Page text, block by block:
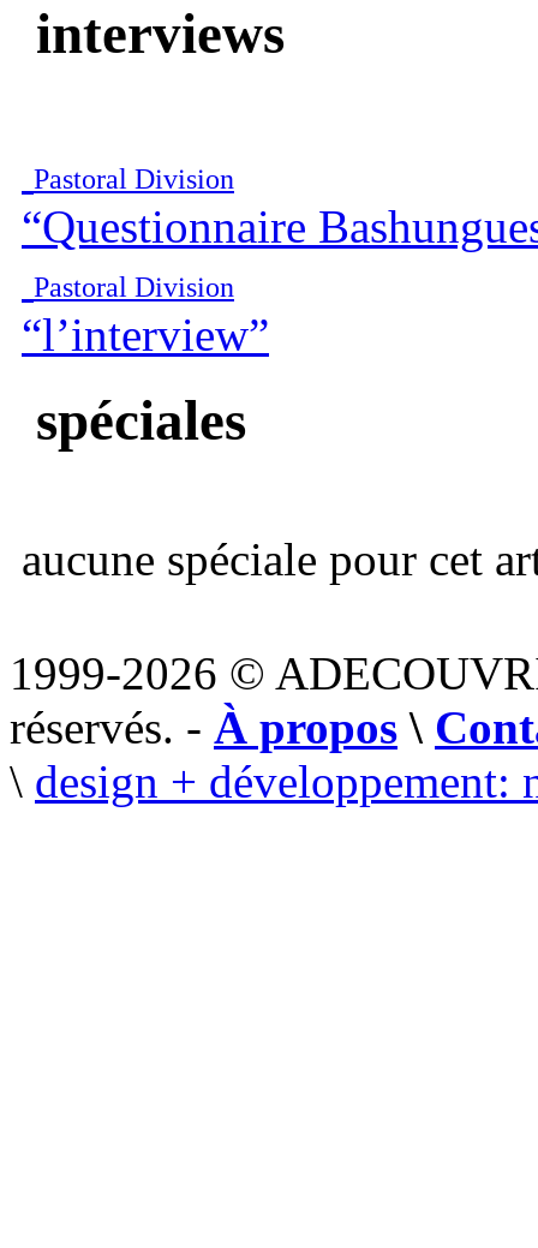
interviews
Pastoral Division
“Questionnaire
Pastoral Division
“l’interview”
spéciales
aucune spéciale pour cet
1999-2026 ©
réservés. - À propos \
\ design + développement: